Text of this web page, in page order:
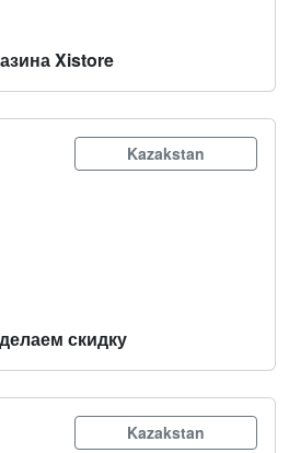
Xistore
Kazakstan
скидку
Kazakstan